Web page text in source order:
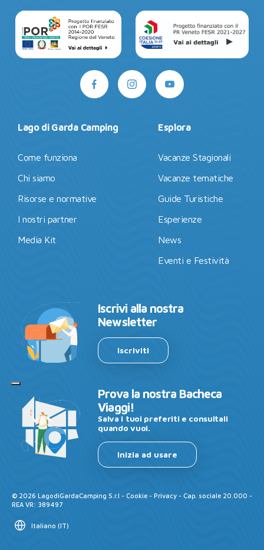
Lago di Garda Camping
Come funziona
Chi siamo
Risorse e normative
I nostri partner
Media Kit
Esplora
Vacanze Stagionali
Vacanze tematiche
Guide Turistiche
Esperienze
News
Eventi e Festività
Iscrivi alla nostra
Newsletter
Iscriviti
Prova la nostra Bacheca
Viaggi!
Salva i tuoi preferiti e consultali
quando vuoi.
Inizia ad usare
© 2026 LagodiGardaCamping S.r.l - Cookie - Privacy - Cap. sociale 20.000 -
REA VR: 389497
Italiano (IT)